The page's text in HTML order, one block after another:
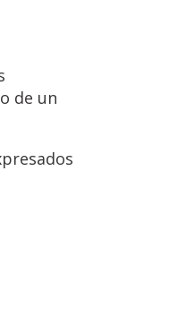
de un